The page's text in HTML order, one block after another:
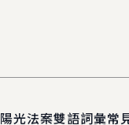
陽光法案雙語詞彙常